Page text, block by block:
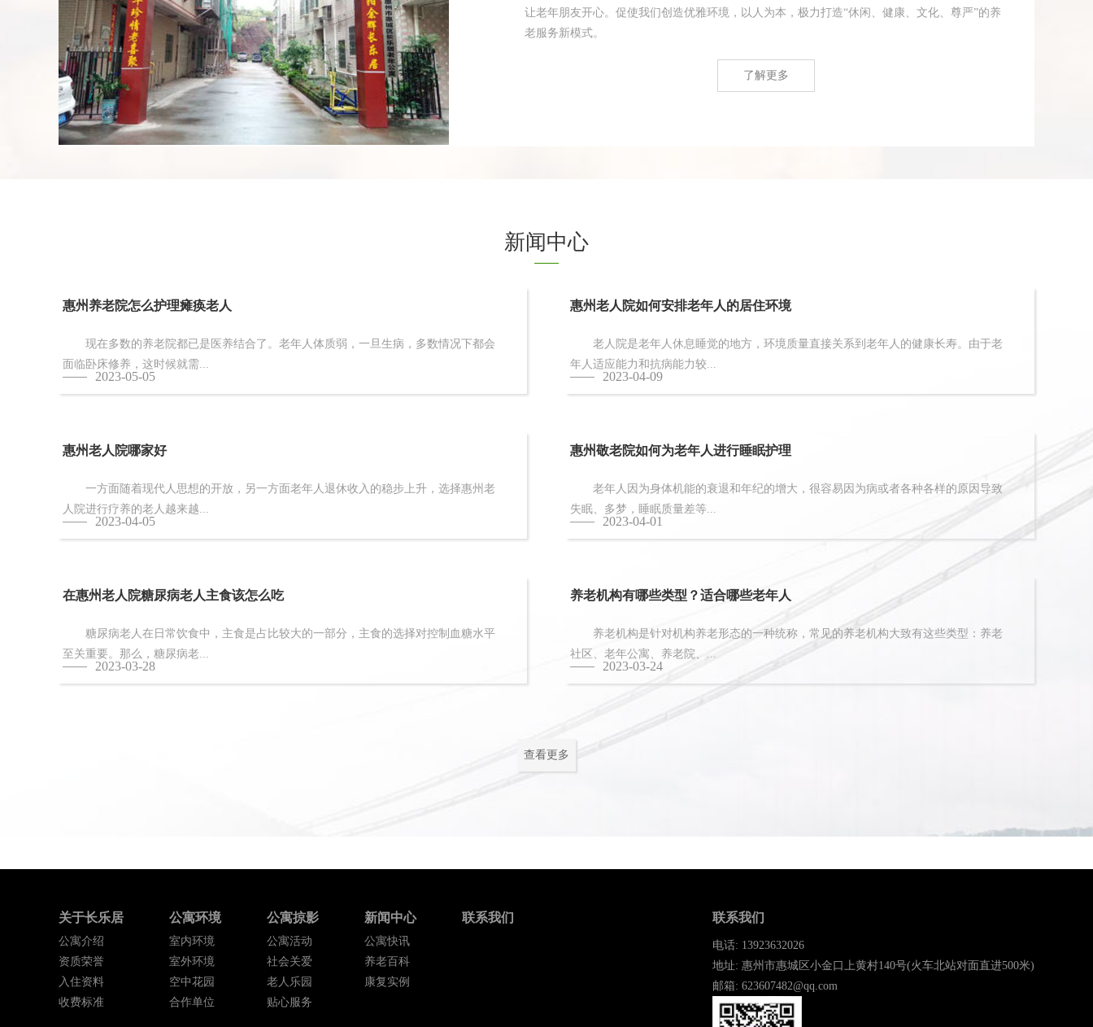
让老年朋友开心。促使我们创造优雅环境，以人为本，极力打造“休闲、健康、文化、尊严”的养
老服务新模式。
了解更多
新闻中心
惠州养老院怎么护理瘫痪老人
现在多数的养老院都已是医养结合了。老年人体质弱，一旦生病，多数情况下都会
面临卧床修养，这时候就需...
2023-05-05
惠州老人院如何安排老年人的居住环境
老人院是老年人休息睡觉的地方，环境质量直接关系到老年人的健康长寿。由于老
年人适应能力和抗病能力较...
2023-04-09
惠州老人院哪家好
一方面随着现代人思想的开放，另一方面老年人退休收入的稳步上升，选择惠州老
人院进行疗养的老人越来越...
2023-04-05
惠州敬老院如何为老年人进行睡眠护理
老年人因为身体机能的衰退和年纪的增大，很容易因为病或者各种各样的原因导致
失眠、多梦，睡眠质量差等...
2023-04-01
在惠州老人院糖尿病老人主食该怎么吃
糖尿病老人在日常饮食中，主食是占比较大的一部分，主食的选择对控制血糖水平
至关重要。那么，糖尿病老...
2023-03-28
养老机构有哪些类型？适合哪些老年人
养老机构是针对机构养老形态的一种统称，常见的养老机构大致有这些类型：养老
社区、老年公寓、养老院、...
2023-03-24
查看更多
关于长乐居
公寓介绍
资质荣誉
入住资料
收费标准
公寓环境
室内环境
室外环境
空中花园
合作单位
公寓掠影
公寓活动
社会关爱
老人乐园
贴心服务
新闻中心
公寓快讯
养老百科
康复实例
联系我们 联系我们
电话: 13923632026
地址: 惠州市惠城区小金口上黄村140号(火车北站对面直进500米)
邮箱: 623607482@qq.com